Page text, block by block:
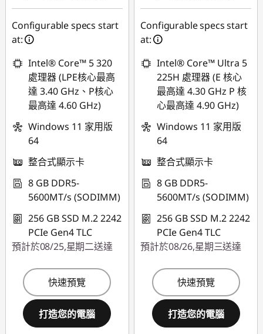
Configurable specs start
at:
Intel® Core™ 5 320
處理器 (LPE核心最高
達 3.40 GHz、P核心
最高達 4.60 GHz)
Windows 11 家用版
64
整合式顯示卡
8 GB DDR5-
5600MT/s (SODIMM)
256 GB SSD M.2 2242
PCIe Gen4 TLC
預計於08/25,星期二送達
快速預覽
打造您的電腦
Configurable specs start
at:
Intel® Core™ Ultra 5
225H 處理器 (E 核心
最高達 4.30 GHz P 核
心最高達 4.90 GHz)
Windows 11 家用版
64
整合式顯示卡
8 GB DDR5-
5600MT/s (SODIMM)
256 GB SSD M.2 2242
PCIe Gen4 TLC
預計於08/26,星期三送達
快速預覽
打造您的電腦